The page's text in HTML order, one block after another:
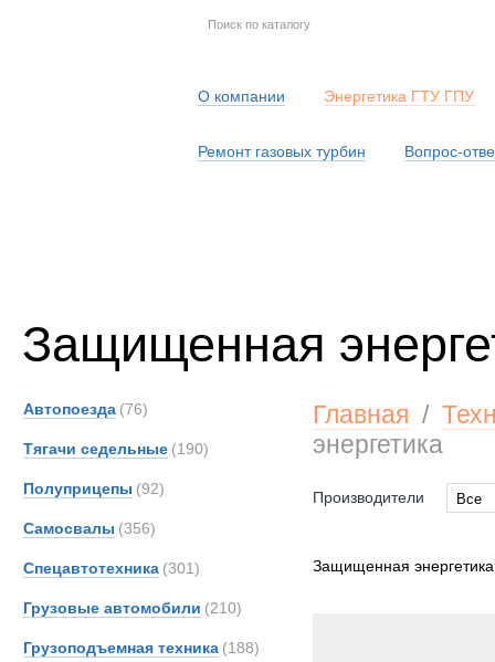
О компании Энергетика ГТУ ГПУ
Ремонт газовых турбин Вопрос-
Защищенная
Автопоезда (76)
Тягачи седельные (190)
Полуприцепы (92)
Самосвалы (356)
Спецавтотехника (301)
Грузовые автомобили (210)
Грузоподъемная техника (188)
Главная /
энергетика
Производители
Все
Защищенная энергетика